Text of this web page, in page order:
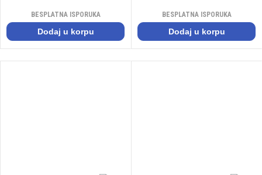
BESPLATNA ISPORUKA
Dodaj u korpu
BESPLATNA ISPORUKA
Dodaj u korpu